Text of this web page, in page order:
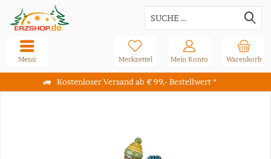
Kostenloser Versand ab € 99,- Bestellwert *
Warenkorb
Merkzettel Mein Konto
Menü